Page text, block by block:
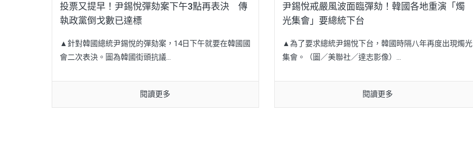
投票又提早！尹錫悅彈劾案下午3點再表決 傳
執政黨倒戈數已達標
▲針對韓國總統尹錫悅的彈劾案，14日下午就要在韓國國
會二次表決。圖為韓國街頭抗議...
閱讀更多
尹錫悅戒嚴風波面臨彈劾！韓國各地重演「燭
光集會」要總統下台
▲為了要求總統尹錫悅下台，韓國時隔八年再度出現燭光
集會。（圖／美聯社／達志影像）...
閱讀更多